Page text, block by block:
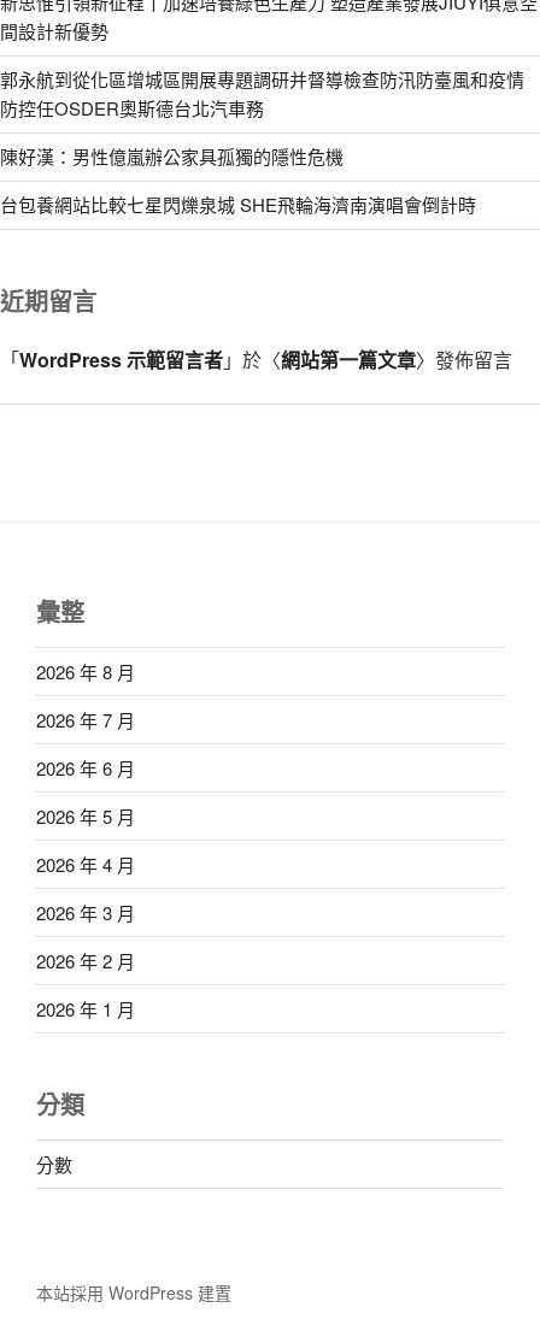
間設計新優勢
郭永航到從化區增城區開展專題調研并督導檢查防汛防臺風和疫情
防控任OSDER奧斯德台北汽車務
陳好漢：男性億嵐辦公家具孤獨的隱性危機
台包養網站比較七星閃爍泉城 SHE飛輪海濟南演唱會倒計時
近期留言
「WordPress 示範留言者」於〈網站第一篇文章〉發佈留言
彙整
2026 年 8 月
2026 年 7 月
2026 年 6 月
2026 年 5 月
2026 年 4 月
2026 年 3 月
2026 年 2 月
2026 年 1 月
分類
分數
本站採用 WordPress 建置